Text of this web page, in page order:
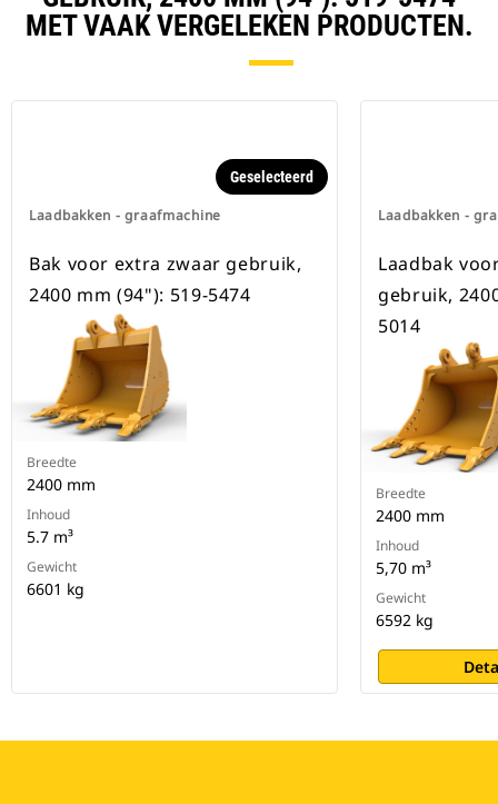
graafmachines op rupsbanden en
MET VAAK VERGELEKEN PRODUCTEN.
Laadbakken - graafmachine
Geselecteerd
Bak voor extra zwaar gebruik,
2400 mm (94"): 519-5474
Breedte
2400 mm
Inhoud
5.7 m³
Gewicht
6601 kg
Laadbakken -
Laadbak
gebruik,
5014
Breedte
2400 mm
Inhoud
5,70 m³
Gewicht
6592 kg